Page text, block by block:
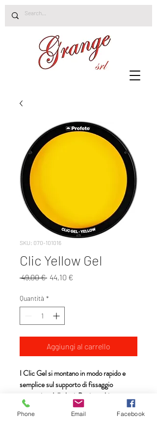
SKU: 070-101016
Clic Yellow Gel
49,00 € Prezzo
44,10 €
Quantità *
Aggiungi al carrello
I Clic Gel si montano in modo rapido e
semplice sul supporto di fissaggio
magnetico delle luci. Puoi combinare
insieme i gel per miscelare due colori
assieme o puoi combinarli con altri light
Phone Email Facebook